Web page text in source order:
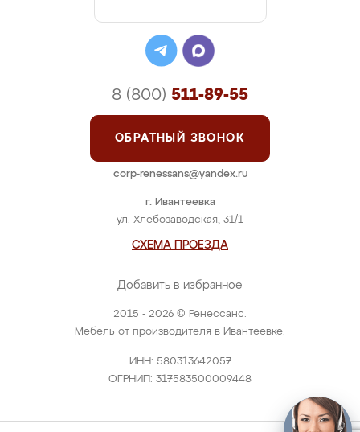
2015 - 2026 © Ренессанс.
Мебель от производителя в Ивантеевке.
ИНН: 580313642057
ОГРНИП: 317583500009448
г. Ивантеевка
ул. Хлебозаводская, 31/1
СХЕМА ПРОЕЗДА
Добавить в избранное
8 (800) 511-89-55
ОБРАТНЫЙ ЗВОНОК
corp-renessans@yandex.ru